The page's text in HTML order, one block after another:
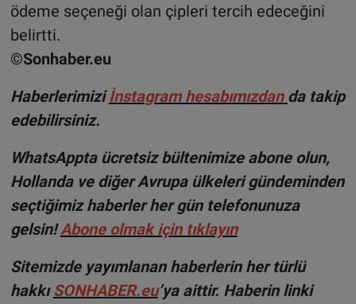
ödeme seçeneği olan çipleri tercih edeceğini
belirtti.
©Sonhaber.eu
Haberlerimizi İnstagram hesabımızdan da takip
edebilirsiniz.
WhatsAppta ücretsiz bültenimize abone olun,
Hollanda ve diğer Avrupa ülkeleri gündeminden
seçtiğimiz haberler her gün telefonunuza
gelsin!Abone olmak için tıklayın
Sitemizde yayımlanan haberlerin her türlü
hakkıSONHABER.eu’ya aittir. Haberin linki